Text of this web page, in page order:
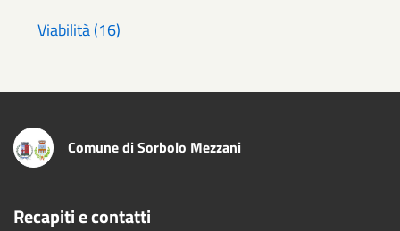
Viabilità (16)
Comune di Sorbolo Mezzani
Recapiti e contatti